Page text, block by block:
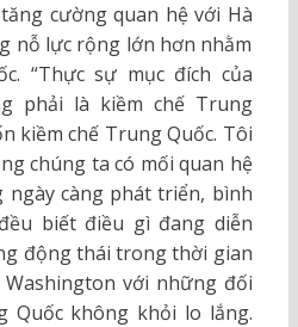
cường quan hệ với Hà
nỗ lực rộng lớn hơn nhằm
“Thực sự mục đích của
phải là kiềm chế Trung
kiềm chế Trung Quốc. Tôi
chúng ta có mối quan hệ
ngày càng phát triển, bình
biết điều gì đang diễn
động thái trong thời gian
Washington với những đối
Quốc không khỏi lo lắng.